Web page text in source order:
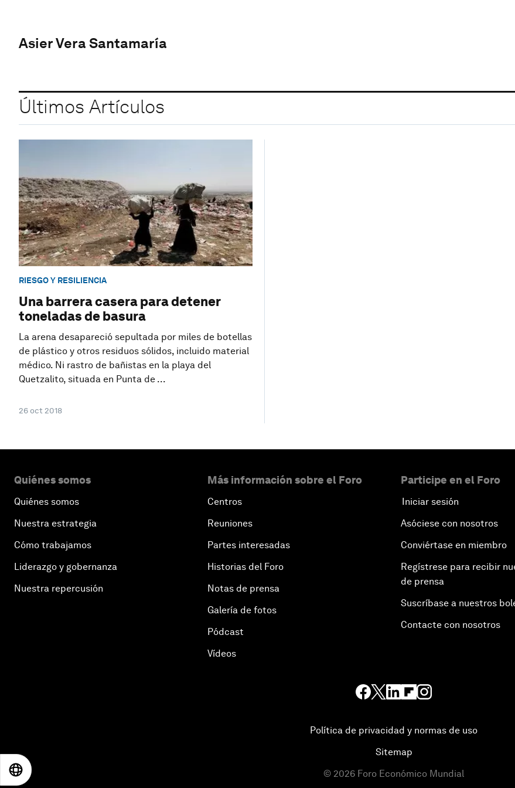
Asier Vera Santamaría
Últimos Artículos
RIESGO Y RESILIENCIA
Una barrera casera para detener
toneladas de basura
La arena desapareció sepultada por miles de botellas
de plástico y otros residuos sólidos, incluido material
médico. Ni rastro de bañistas en la playa del
Quetzalito, situada en Punta de ...
26 oct 2018
Quiénes somos
Quiénes somos
Nuestra estrategia
Cómo trabajamos
Liderazgo y gobernanza
Nuestra repercusión
Más información sobre el Foro
Centros
Reuniones
Partes interesadas
Historias del Foro
Notas de prensa
Galería de fotos
Pódcast
Vídeos
Participe en el Foro
Iniciar sesión
Asóciese con nosotros
Conviértase en miembro
Regístrese para recibir
de prensa
Suscríbase a nuestros
Contacte con nosotros
Política de privacidad y normas de uso
Sitemap
© 2026 Foro Económico Mundial